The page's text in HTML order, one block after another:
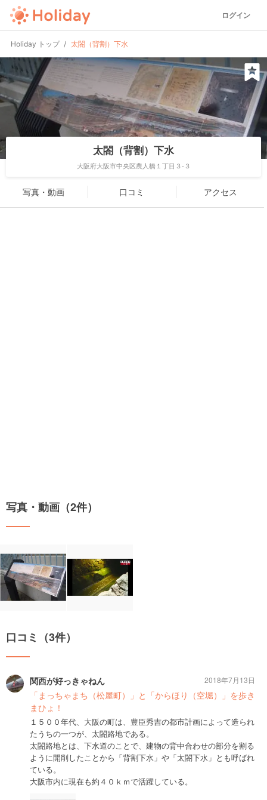
ログイン
Holiday トップ 太閤（背割）下水
太閤（背割）下水
大阪府大阪市中央区農人橋１丁目３-３
写真・動画 口コミ アクセス
写真・動画（2件）
口コミ（3件）
関西が好っきゃねん
「まっちゃまち（松屋町）」と「からほり（空堀）」を歩き
まひょ！
１５００年代、大阪の町は、豊臣秀吉の都市計画によって造られ
たうちの一つが、太閤路地である。
太閤路地とは、下水道のことで、建物の背中合わせの部分を割る
ように開削したことから「背割下水」や「太閤下水」とも呼ばれ
ている。
大阪市内に現在も約４０ｋｍで活躍している。
2018年7月13日